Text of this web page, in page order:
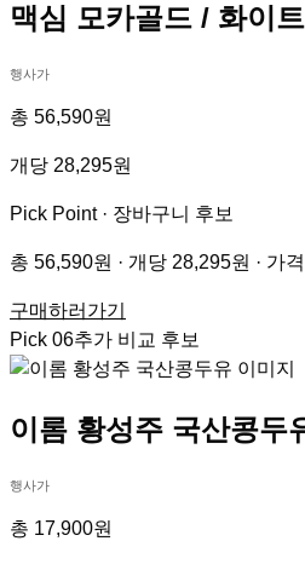
맥심 모카골드 / 화이
행사가
총 56,590원
개당 28,295원
Pick Point · 장바구니 후보
총 56,590원 · 개당 28,295원 · 가
구매하러가기
Pick 06추가 비교 후보
이롬 황성주 국산콩두
행사가
총 17,900원